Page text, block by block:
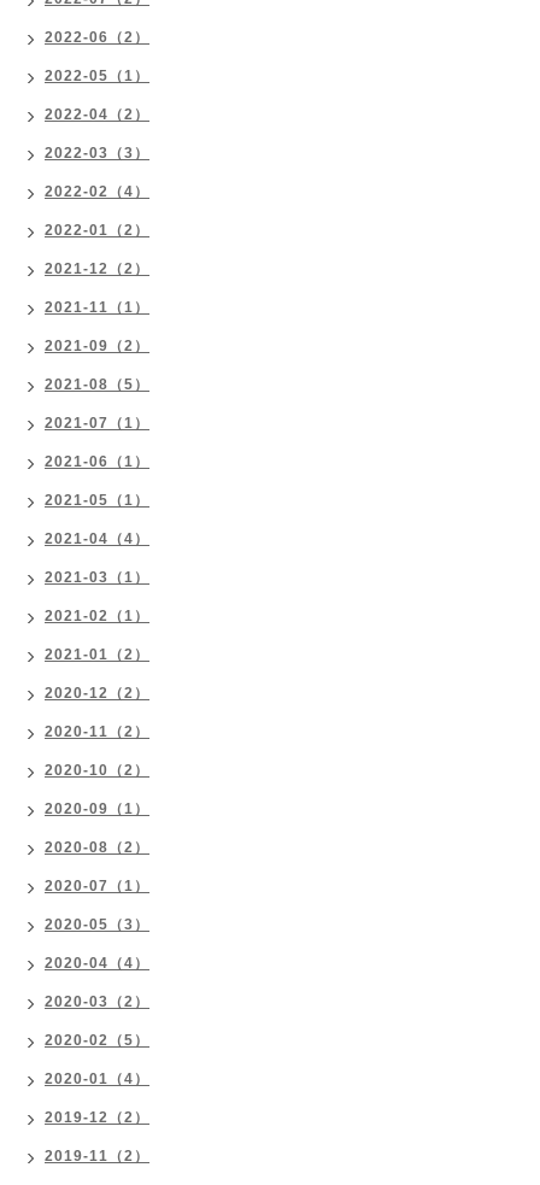
2022-06（2）
2022-05（1）
2022-04（2）
2022-03（3）
2022-02（4）
2022-01（2）
2021-12（2）
2021-11（1）
2021-09（2）
2021-08（5）
2021-07（1）
2021-06（1）
2021-05（1）
2021-04（4）
2021-03（1）
2021-02（1）
2021-01（2）
2020-12（2）
2020-11（2）
2020-10（2）
2020-09（1）
2020-08（2）
2020-07（1）
2020-05（3）
2020-04（4）
2020-03（2）
2020-02（5）
2020-01（4）
2019-12（2）
2019-11（2）